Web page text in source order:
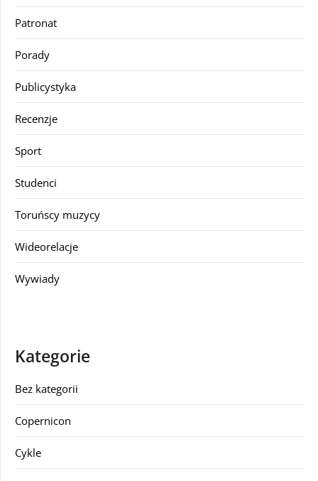
Patronat
Porady
Publicystyka
Recenzje
Sport
Studenci
Toruńscy muzycy
Wideorelacje
Wywiady
Kategorie
Bez kategorii
Copernicon
Cykle